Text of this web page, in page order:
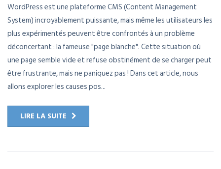
WordPress est une plateforme CMS (Content Management
System) incroyablement puissante, mais même les utilisateurs les
plus expérimentés peuvent être confrontés à un problème
déconcertant : la fameuse "page blanche". Cette situation où
une page semble vide et refuse obstinément de se charger peut
être frustrante, mais ne paniquez pas ! Dans cet article, nous
allons explorer les causes pos...
LIRE LA SUITE